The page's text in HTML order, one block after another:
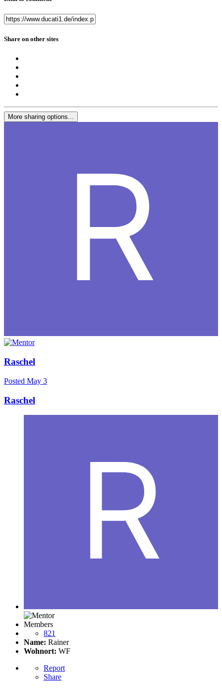
Share on other sites
More sharing options...
Raschel
Posted May 3
Raschel
Members
821
Name: Rainer
Wohnort: WF
Report
Share